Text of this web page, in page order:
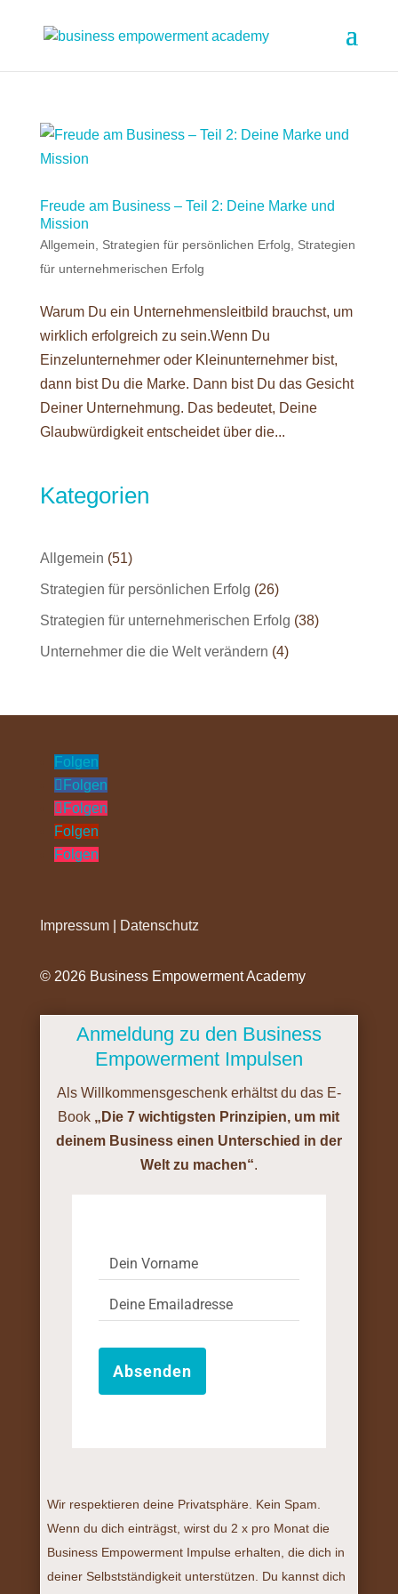
Freude am Business – Teil 2: Deine Marke und
Mission
Allgemein Strategien für persönlichen Erfolg
Strategien
für unternehmerischen Erfolg
Warum Du ein Unternehmensleitbild brauchst, um
wirklich erfolgreich zu sein.Wenn Du
Einzelunternehmer oder Kleinunternehmer bist,
dann bist Du die Marke. Dann bist Du das Gesicht
Deiner Unternehmung. Das bedeutet, Deine
Glaubwürdigkeit entscheidet über die...
Kategorien
Allgemein (51)
Strategien für persönlichen Erfolg (26)
Strategien für unternehmerischen Erfolg (38)
Unternehmer die die Welt verändern (4)
Folgen
Folgen
Folgen
Folgen
Folgen
Impressum| Datenschutz
©️ 2026 Business Empowerment Academy
Anmeldung zu den Business
Empowerment Impulsen
Als Willkommensgeschenk erhältst du das E-
Book „Die 7 wichtigsten Prinzipien, um mit
deinem Business einen Unterschied in der
Welt zu machen“.
Absenden
Wir respektieren deine Privatsphäre. Kein Spam.
Wenn du dich einträgst, wirst du 2 x pro Monat die
Business Empowerment Impulse erhalten, die dich in
deiner Selbstständigkeit unterstützen. Du kannst dich